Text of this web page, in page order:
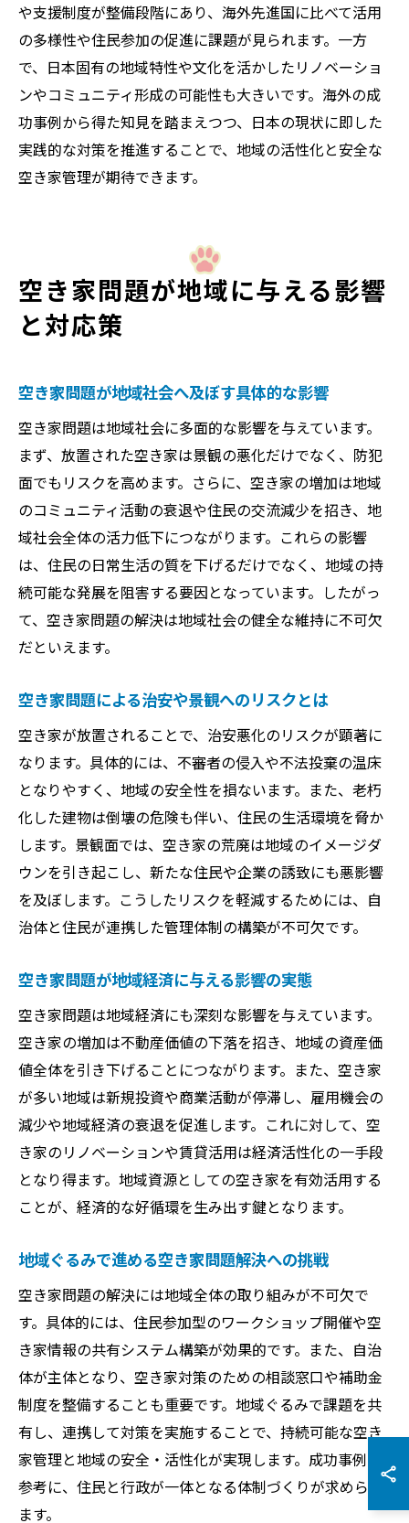
や支援制度が整備段階にあり、海外先進国に比べて活用
の多様性や住民参加の促進に課題が見られます。一方
で、日本固有の地域特性や文化を活かしたリノベーショ
ンやコミュニティ形成の可能性も大きいです。海外の成
功事例から得た知見を踏まえつつ、日本の現状に即した
実践的な対策を推進することで、地域の活性化と安全な
空き家管理が期待できます。
空き家問題が地域に与える影響
と対応策
空き家問題が地域社会へ及ぼす具体的な影響
空き家問題は地域社会に多面的な影響を与えています。
まず、放置された空き家は景観の悪化だけでなく、防犯
面でもリスクを高めます。さらに、空き家の増加は地域
のコミュニティ活動の衰退や住民の交流減少を招き、地
域社会全体の活力低下につながります。これらの影響
は、住民の日常生活の質を下げるだけでなく、地域の持
続可能な発展を阻害する要因となっています。したがっ
て、空き家問題の解決は地域社会の健全な維持に不可欠
だといえます。
空き家問題による治安や景観へのリスクとは
空き家が放置されることで、治安悪化のリスクが顕著に
なります。具体的には、不審者の侵入や不法投棄の温床
となりやすく、地域の安全性を損ないます。また、老朽
化した建物は倒壊の危険も伴い、住民の生活環境を脅か
します。景観面では、空き家の荒廃は地域のイメージダ
ウンを引き起こし、新たな住民や企業の誘致にも悪影響
を及ぼします。こうしたリスクを軽減するためには、自
治体と住民が連携した管理体制の構築が不可欠です。
空き家問題が地域経済に与える影響の実態
空き家問題は地域経済にも深刻な影響を与えています。
空き家の増加は不動産価値の下落を招き、地域の資産価
値全体を引き下げることにつながります。また、空き家
が多い地域は新規投資や商業活動が停滞し、雇用機会の
減少や地域経済の衰退を促進します。これに対して、空
き家のリノベーションや賃貸活用は経済活性化の一手段
となり得ます。地域資源としての空き家を有効活用する
ことが、経済的な好循環を生み出す鍵となります。
地域ぐるみで進める空き家問題解決への挑戦
空き家問題の解決には地域全体の取り組みが不可欠で
す。具体的には、住民参加型のワークショップ開催や空
き家情報の共有システム構築が効果的です。また、自治
体が主体となり、空き家対策のための相談窓口や補助金
制度を整備することも重要です。地域ぐるみで課題を共
有し、連携して対策を実施することで、持続可能な空き
家管理と地域の安全・活性化が実現します。成功事例を
参考に、住民と行政が一体となる体制づくりが求められ
ます。